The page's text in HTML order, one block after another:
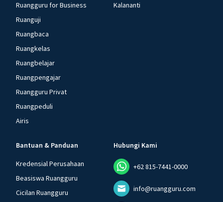
Ruangguru for Business
Ruanguji
Ruangbaca
Ruangkelas
Ruangbelajar
Ruangpengajar
Ruangguru Privat
Ruangpeduli
Airis
Kalananti
Bantuan & Panduan
Kredensial Perusahaan
Beasiswa Ruangguru
Cicilan Ruangguru
Hubungi Kami
+62 815-7441-0000
info@ruangguru.com